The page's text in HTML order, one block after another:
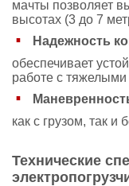
мачты позволяет
высотах (3 до 7
Надежность
обеспечивает
работе с тяжелыми
как с грузом, так и
Технические